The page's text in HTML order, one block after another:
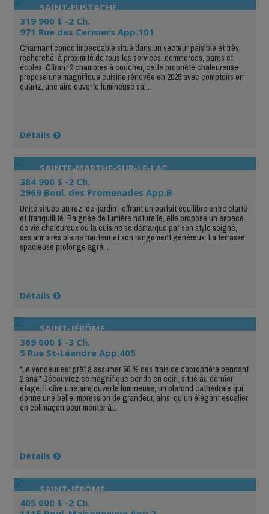
SAINT-EUSTACHE
319 900 $ -2 Ch.
971 Rue des Cerisiers App.101
Charmant condo impeccable situé dans un secteur paisible et très
recherché, à proximité de tous les services, commerces, parcs et
écoles. Offrant 2 chambres à coucher, cette propriété chaleureuse
propose une magnifique cuisine rénovée en 2025 avec comptoirs en
quartz, une aire ouverte lumineuse sal...
Détails
SAINTE-MARTHE-SUR-LE-LAC
384 900 $ -2 Ch.
2969 Boul. des Promenades App.B
Unité située au rez-de-jardin , offrant un parfait équilibre entre clarté
et tranquillité. Baignée de lumière naturelle, elle propose un espace
de vie chaleureux où la cuisine se démarque par son style soigné,
ses armoires pleine hauteur et son rangement généreux. La terrasse
spacieuse prolonge agré...
Détails
SAINT-JÉRÔME
369 000 $ -3 Ch.
5 Rue St-Léandre App.405
*Le vendeur est prêt à assumer 50 % des frais de copropriété pendant
2 ans!* Découvrez ce magnifique condo en coin, situé au dernier
étage. Il offre une aire ouverte lumineuse, un plafond cathédrale qui
donne une belle impression de grandeur, ainsi qu'un élégant escalier
en colimaçon pour monter à...
Détails
SAINT-JÉRÔME
405 000 $ -2 Ch.